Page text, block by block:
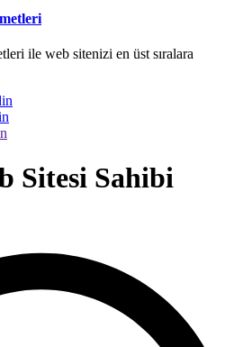
ile web sitenizi en üst sıralara
Sitesi Sahibi